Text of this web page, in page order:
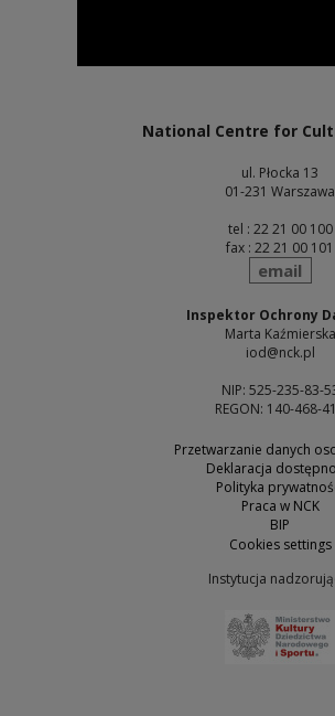
National Centre for
ul. Płocka 13
01-231 Warszawa
tel : 22 21 00 100
fax : 22 21 00 101
send
email
Inspektor Ochrony
Marta Kaźmierska
iod@nck.pl
NIP: 525-235-83-
REGON: 140-468-
Przetwarzanie danych
Deklaracja
Polityka
Praca w NCK
BIP
Cookies settings
Instytucja